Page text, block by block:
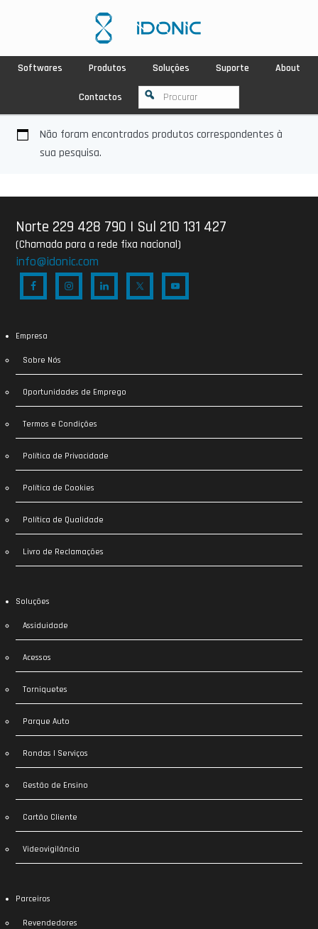
Softwares Produtos Soluções Suporte About
Contactos
Não foram encontrados produtos correspondentes à
sua pesquisa.
Norte 229 428 790 | Sul 210 131 427
(Chamada para a rede fixa nacional)
info@idonic.com
Empresa
Sobre Nós
Oportunidades de Emprego
Termos e Condições
Política de Privacidade
Política de Cookies
Política de Qualidade
Livro de Reclamações
Soluções
Assiduidade
Acessos
Torniquetes
Parque Auto
Rondas | Serviços
Gestão de Ensino
Cartão Cliente
Videovigilância
Parceiros
Revendedores